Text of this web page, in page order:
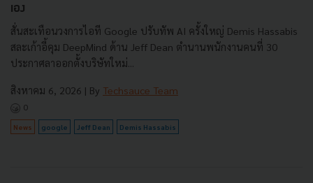
เอง
สั่นสะเทือนวงการไอที Google ปรับทัพ AI ครั้งใหญ่ Demis Hassabis
สละเก้าอี้คุม DeepMind ด้าน Jeff Dean ตำนานพนักงานคนที่ 30
ประกาศลาออกตั้งบริษัทใหม่...
สิงหาคม 6, 2026 | By Techsauce Team
0
News google Jeff Dean Demis Hassabis